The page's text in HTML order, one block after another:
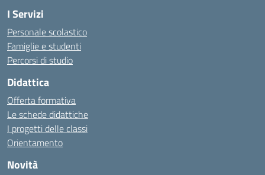
I Servizi
Personale scolastico
Famiglie e studenti
Percorsi di studio
Didattica
Offerta formativa
Le schede didattiche
I progetti delle classi
Orientamento
Novità